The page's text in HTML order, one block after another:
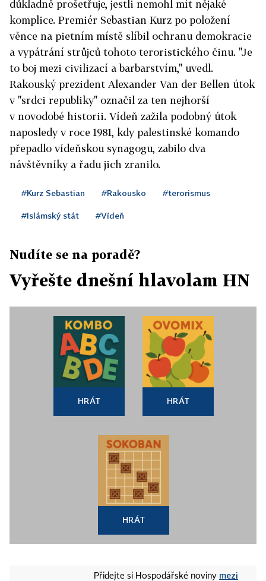
důkladně prošetřuje, jestli nemohl mít nějaké
komplice. Premiér Sebastian Kurz po položení
věnce na pietním místě slíbil ochranu demokracie
a vypátrání strůjců tohoto teroristického činu. "Je
to boj mezi civilizací a barbarstvím," uvedl.
Rakouský prezident Alexander Van der Bellen útok
v "srdci republiky" označil za ten nejhorší
v novodobé historii. Vídeň zažila podobný útok
naposledy v roce 1981, kdy palestinské komando
přepadlo vídeňskou synagogu, zabilo dva
návštěvníky a řadu jich zranilo.
#Kurz Sebastian #Rakousko #terorismus
#Islámský stát #Vídeň
Nudíte se na poradě?
Vyřešte dnešní hlavolam HN
HRÁT HRÁT
HRÁT
Přidejte si Hospodářské noviny mezi